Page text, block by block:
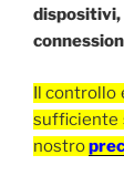
Il controllo
sufficiente
nostro